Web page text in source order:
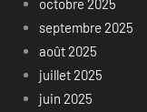
octobre 2025
septembre 2025
août 2025
juillet 2025
juin 2025